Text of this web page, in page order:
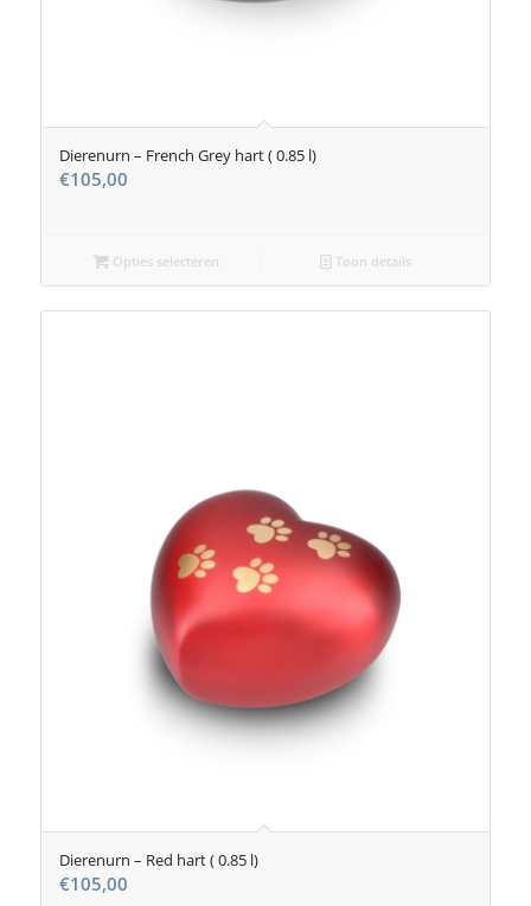
Dierenurn – French Grey hart ( 0.85 l)
€105,00
Opties selecteren Toon details
Dierenurn – Red hart ( 0.85 l)
€105,00